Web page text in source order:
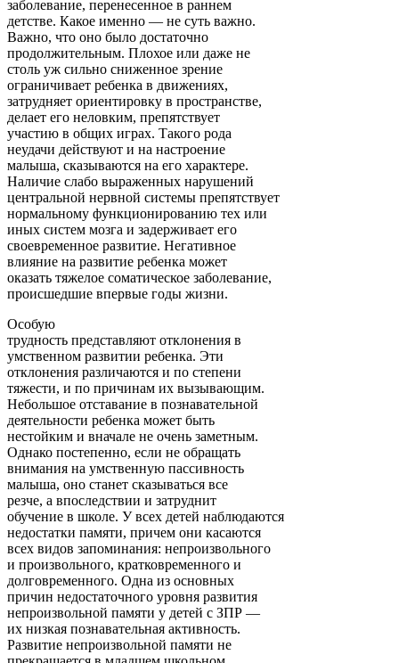
заболевание, перенесенное в раннем
детстве. Какое именно — не суть важно.
Важно, что оно было достаточно
продолжительным. Плохое или даже не
столь уж сильно сниженное зрение
ограничивает ребенка в движениях,
затрудняет ориентировку в пространстве,
делает его неловким, препятствует
участию в общих играх. Такого рода
неудачи действуют и на настроение
малыша, сказываются на его характере.
Наличие слабо выраженных нарушений
центральной нервной системы препятствует
нормальному функционированию тех или
иных систем мозга и задерживает его
своевременное развитие. Негативное
влияние на развитие ребенка может
оказать тяжелое соматическое заболевание,
происшедшие впервые годы жизни.
Особую
трудность представляют отклонения в
умственном развитии ребенка. Эти
отклонения различаются и по степени
тяжести, и по причинам их вызывающим.
Небольшое отставание в познавательной
деятельности ребенка может быть
нестойким и вначале не очень заметным.
Однако постепенно, если не обращать
внимания на умственную пассивность
малыша, оно станет сказываться все
резче, а впоследствии и затруднит
обучение в школе. У всех детей наблюдаются
недостатки памяти, причем они касаются
всех видов запоминания: непроизвольного
и произвольного, кратковременного и
долговременного. Одна из основных
причин недостаточного уровня развития
непроизвольной памяти у детей с ЗПР —
их низкая познавательная активность.
Развитие непроизвольной памяти не